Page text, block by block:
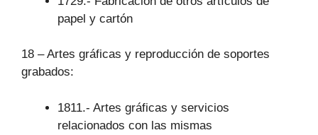
papel y cartón
18 – Artes gráficas y reproducción de soportes
grabados:
1811.- Artes gráficas y servicios
relacionados con las mismas